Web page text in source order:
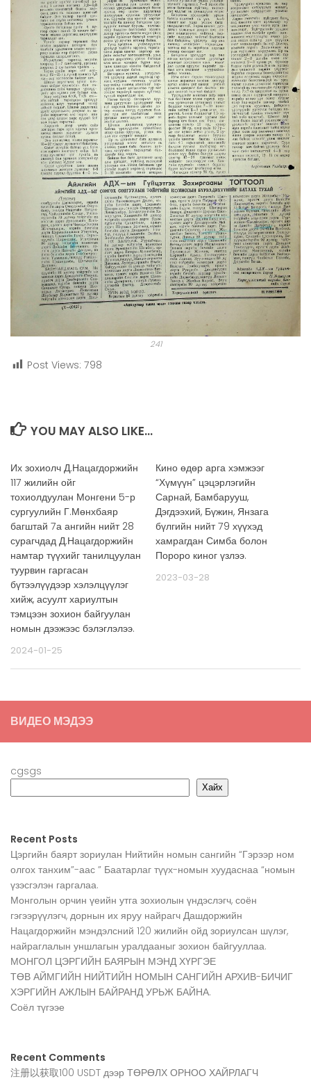
241
Post Views: 798
YOU MAY ALSO LIKE...
Их зохиолч Д.Нацагдоржийн
117 жилийн ойг
тохиолдуулан Монгени 5-р
сургуулийн Г.Мөнхбаяр
багштай 7а ангийн нийт 28
сурагчдад Д.Нацагдоржийн
намтар түүхийг танилцуулан
туурвин гаргасан
бүтээлүүдээр хэлэлцүүлэг
хийж, асуулт хариултын
тэмцээн зохион байгуулан
номын дээжээс бэлэглэлээ.
2024-01-25
Кино өдөр арга хэмжээг
“Хүмүүн” цэцэрлэгийн
Сарнай, Бамбарууш,
Дэгдээхий, Бүжин, Янзага
бүлгийн нийт 79 хүүхэд
хамрагдан Симба болон
Пороро киног үзлээ.
2023-03-28
ВИДЕО МЭДЭЭ
cgsgs
Хайх
Recent Posts
Цэргийн баярт зориулан Нийтийн номын сангийн “Гэрээр ном
олгох танхим”-аас ” Баатарлаг түүх-номын хуудаснаа “номын
үзэсгэлэн гаргалаа.
Монголын орчин үеийн утга зохиолын үндэслэгч, соён
гэгээрүүлэгч, дорнын их яруу найрагч Дашдоржийн
Нацагдоржийн мэндэлсний 120 жилийн ойд зориулсан шүлэг,
найраглалын уншлагын уралдааныг зохион байгууллаа.
МОНГОЛ ЦЭРГИЙН БАЯРЫН МЭНД ХҮРГЭЕ
ТӨВ АЙМГИЙН НИЙТИЙН НОМЫН САНГИЙН АРХИВ-БИЧИГ
ХЭРГИЙН АЖЛЫН БАЙРАНД УРЬЖ БАЙНА.
Соёл түгээе
Recent Comments
注册以获取100 USDT дээр ТӨРӨЛХ ОРНОО ХАЙРЛАГЧ